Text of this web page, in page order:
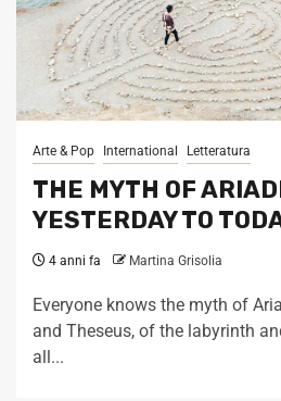
Arte & Pop International Letteratura
THE MYTH OF
YESTERDAY TO
4 anni fa Martina Grisolia
Everyone knows the myth of
and Theseus, of the labyrinth
all...